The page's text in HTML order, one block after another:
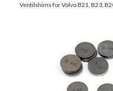
Ventilshims for Volvo B21, B23,